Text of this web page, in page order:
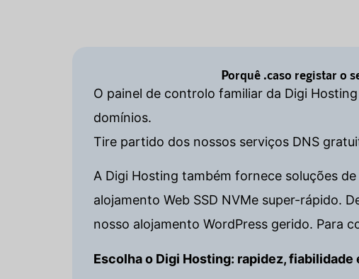
Porquê .caso registar o
O painel de controlo familiar da Digi
domínios.
Tire partido dos nossos serviços DNS
A Digi Hosting também fornece soluções
alojamento Web SSD NVMe super-rápido.
nosso alojamento WordPress gerido. Para
Escolha o Digi Hosting: rapidez,